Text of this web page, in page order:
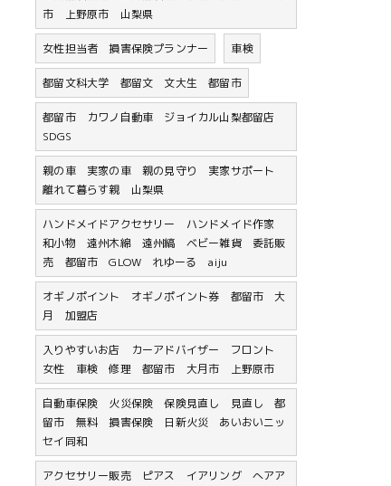
市 上野原市 山梨県
女性担当者 損害保険プランナー 車検
都留文科大学 都留文 文大生 都留市
都留市 カワノ自動車 ジョイカル山梨都留店
SDGS
親の車 実家の車 親の見守り 実家サポート
離れて暮らす親 山梨県
ハンドメイドアクセサリー ハンドメイド作家
和小物 遠州木綿 遠州縞 ベビー雑貨 委託販
売 都留市 GLOW れゆーる aiju
オギノポイント オギノポイント券 都留市 大
月 加盟店
入りやすいお店 カーアドバイザー フロント
女性 車検 修理 都留市 大月市 上野原市
自動車保険 火災保険 保険見直し 見直し 都
留市 無料 損害保険 日新火災 あいおいニッ
セイ同和
アクセサリー販売 ピアス イアリング へアア